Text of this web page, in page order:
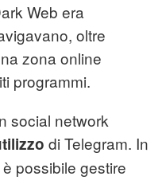
Web era
oltre
zona online
programmi.
social network
di Telegram. In
possibile gestire